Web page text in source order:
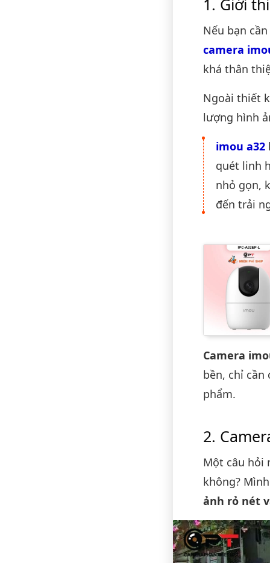
Giới
Nếu bạn
camera
khá thân
Ngoài thiết
lượng hình
imou a32
quét linh
nhỏ gọn,
đến trải
Camera
bền, chỉ cần
phẩm.
Một câu hỏi
không?
ảnh rỏ nét